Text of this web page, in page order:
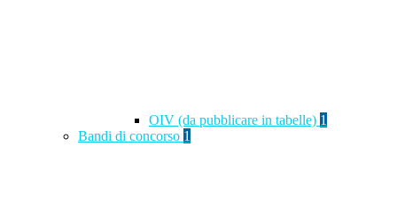
OIV (da pubblicare in tabelle) 1
Bandi di concorso 1